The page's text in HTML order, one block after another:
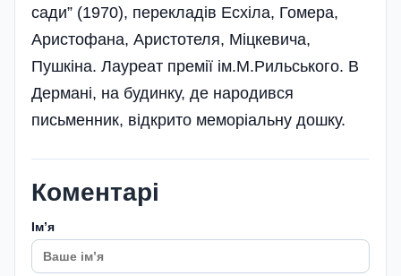
сади” (1970), перекладів Есхіла, Гомера,
Аристофана, Аристотеля, Міцкевича,
Пушкіна. Лауреат премії ім.М.Рильського. В
Дермані, на будинку, де народився
письменник, відкрито меморіальну дошку.
Коментарі
Імʼя